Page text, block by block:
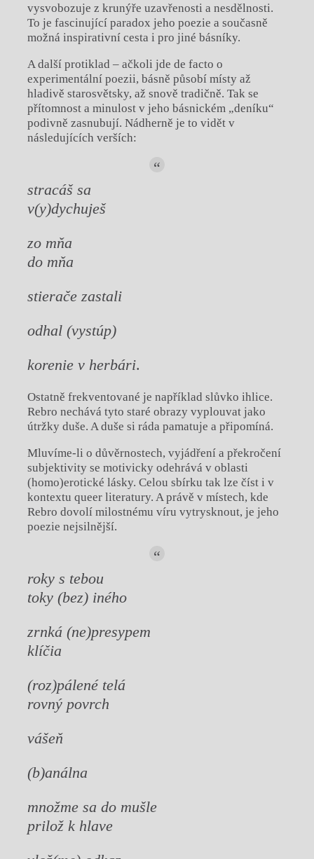
vysvobozuje z krunýře uzavřenosti a nesdělnosti.
To je fascinující paradox jeho poezie a současně
možná inspirativní cesta i pro jiné básníky.
A další protiklad – ačkoli jde de facto o
experimentální poezii, básně působí místy až
hladivě starosvětsky, až snově tradičně. Tak se
přítomnost a minulost v jeho básnickém „deníku“
podivně zasnubují. Nádherně je to vidět v
následujících verších:
stracáš sa
v(y)dychuješ
zo mňa
do mňa
stierače zastali
odhal (vystúp)
korenie v herbári.
Ostatně frekventované je například slůvko ihlice.
Rebro nechává tyto staré obrazy vyplouvat jako
útržky duše. A duše si ráda pamatuje a připomíná.
Mluvíme-li o důvěrnostech, vyjádření a překročení
subjektivity se motivicky odehrává v oblasti
(homo)erotické lásky. Celou sbírku tak lze číst i v
kontextu queer literatury. A právě v místech, kde
Rebro dovolí milostnému víru vytrysknout, je jeho
poezie nejsilnější.
roky s tebou
toky (bez) iného
zrnká (ne)presypem
klíčia
(roz)pálené telá
rovný povrch
vášeň
(b)análna
množme sa do mušle
prilož k hlave